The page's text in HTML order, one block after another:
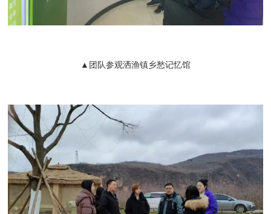
▲团队参观洒渔镇乡愁记忆馆